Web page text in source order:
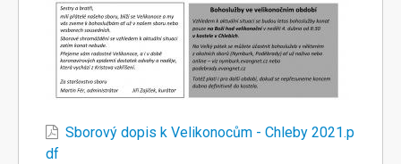
Sborový dopis k Velikonocům - Chleby 2021.p
df